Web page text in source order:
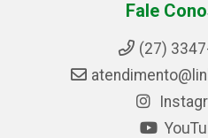
Fale
(27)